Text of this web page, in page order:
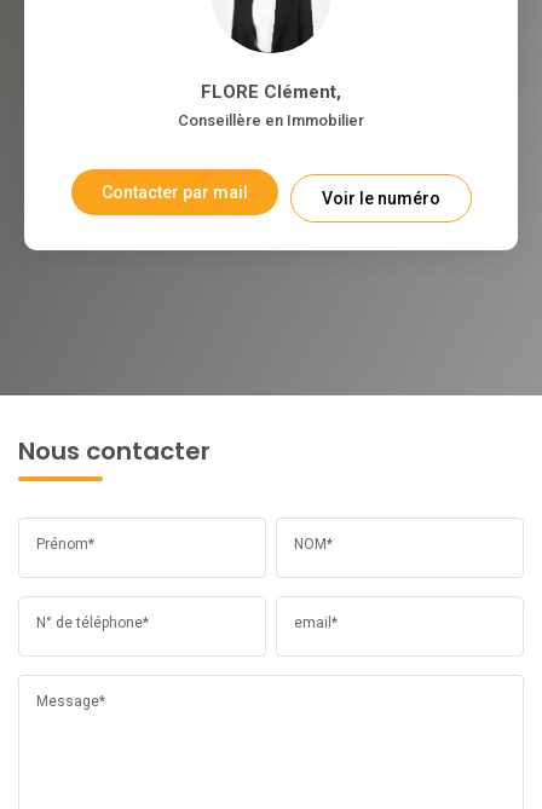
FLORE Clément,
Conseillère en Immobilier
Contacter par mail Voir le numéro
Nous contacter
Prénom* NOM*
N° de téléphone* email*
Message*